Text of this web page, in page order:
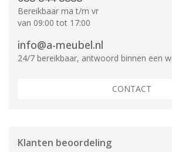
Bereikbaar ma t/m vr
van 09:00 tot 17:00
info@a-meubel.nl
24/7 bereikbaar, antwoord binnen een
CONTACT
Klanten beoordeling